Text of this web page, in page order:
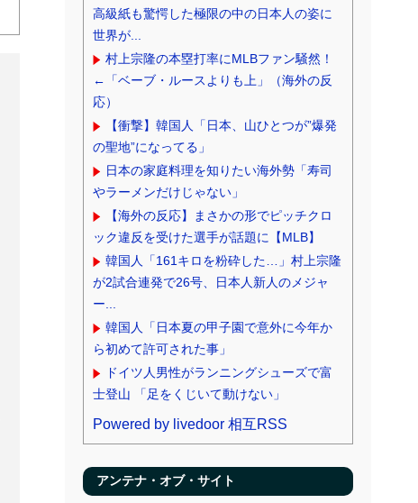
高級紙も驚愕した極限の中の日本人の姿に
世界が...
村上宗隆の本塁打率にMLBファン騒然！
←「ベーブ・ルースよりも上」（海外の反
応）
【衝撃】韓国人「日本、山ひとつが”爆発
の聖地”になってる」
日本の家庭料理を知りたい海外勢「寿司
やラーメンだけじゃない」
【海外の反応】まさかの形でピッチクロ
ック違反を受けた選手が話題に【MLB】
韓国人「161キロを粉砕した…」村上宗隆
が2試合連発で26号、日本人新人のメジャ
ー...
韓国人「日本夏の甲子園で意外に今年か
ら初めて許可された事」
ドイツ人男性がランニングシューズで富
士登山 「足をくじいて動けない」
Powered by livedoor 相互RSS
アンテナ・オブ・サイト